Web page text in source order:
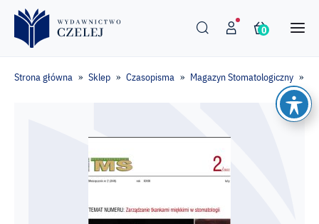
0
Strona główna » Sklep » Czasopisma » Magazyn Stomatologiczny »